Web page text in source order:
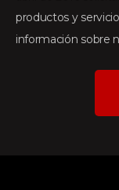
productos y
información sobre